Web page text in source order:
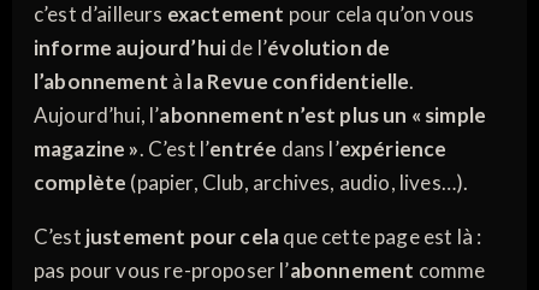
c’est d’ailleurs exactement pour cela qu’on vous
informe aujourd’huide l’évolution de
l’abonnement à la Revue confidentielle.
Aujourd’hui, l’abonnement n’est plus un « simple
magazine ». C’est l’entrée dans l’expérience
complète (papier, Club, archives, audio, lives…).
C’est justement pour celaque cette page est là :
pas pour vous re-proposer l’abonnement comme